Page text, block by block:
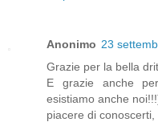
Anonimo 23
Grazie per la bella
E grazie anche
esistiamo anche
piacere di conoscerti,